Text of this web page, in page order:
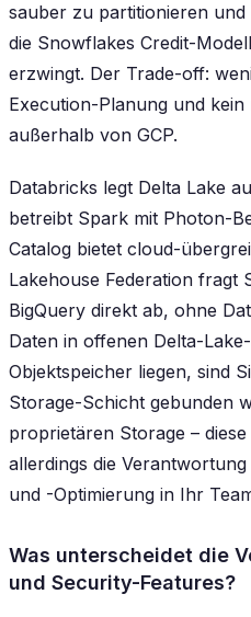
sauber zu partitionieren
die Snowflakes Credit-
erzwingt. Der Trade-off:
Execution-Planung und
außerhalb von GCP.
Databricks legt Delta Lake
betreibt Spark mit Photon-
Catalog bietet cloud-
Lakehouse Federation fragt
BigQuery direkt ab, ohne
Daten in offenen Delta-
Objektspeicher liegen, sind
Storage-Schicht gebunden
proprietären Storage –
allerdings die
und -Optimierung in Ihr
Was unterscheidet die
und Security-Features?